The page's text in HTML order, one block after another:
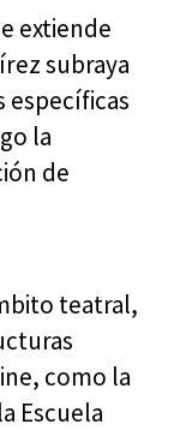
extiende
subraya
específicas
la
de
teatral,
como la
Escuela